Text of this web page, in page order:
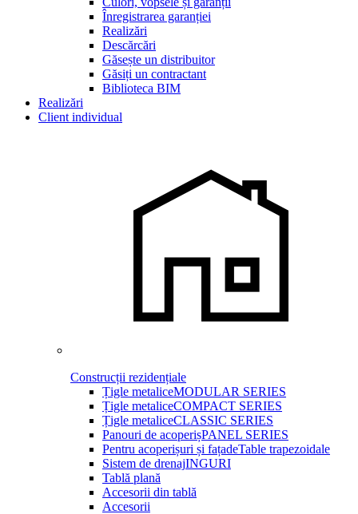
Înregistrarea garanției
Realizări
Descărcări
Găsește un distribuitor
Găsiți un contractant
Biblioteca BIM
Realizări
Client individual
Construcții rezidențiale
Țigle metaliceMODULAR SERIES
Țigle metaliceCOMPACT SERIES
Țigle metaliceCLASSIC SERIES
Panouri de acoperișPANEL SERIES
Pentru acoperișuri și fațadeTable trapezoidale
Sistem de drenajINGURI
Tablă plană
Accesorii din tablă
Accesorii